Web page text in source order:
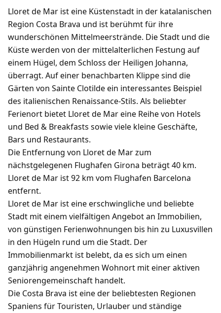
Lloret de Mar ist eine Küstenstadt in der katalanischen
Region Costa Brava und ist berühmt für ihre
wunderschönen Mittelmeerstrände. Die Stadt und die
Küste werden von der mittelalterlichen Festung auf
einem Hügel, dem Schloss der Heiligen Johanna,
überragt. Auf einer benachbarten Klippe sind die
Gärten von Sainte Clotilde ein interessantes Beispiel
des italienischen Renaissance-Stils. Als beliebter
Ferienort bietet Lloret de Mar eine Reihe von Hotels
und Bed & Breakfasts sowie viele kleine Geschäfte,
Bars und Restaurants.
Die Entfernung von Lloret de Mar zum
nächstgelegenen Flughafen Girona beträgt 40 km.
Lloret de Mar ist 92 km vom Flughafen Barcelona
entfernt.
Lloret de Mar ist eine erschwingliche und beliebte
Stadt mit einem vielfältigen Angebot an Immobilien,
von günstigen Ferienwohnungen bis hin zu Luxusvillen
in den Hügeln rund um die Stadt. Der
Immobilienmarkt ist belebt, da es sich um einen
ganzjährig angenehmen Wohnort mit einer aktiven
Seniorengemeinschaft handelt.
Die Costa Brava ist eine der beliebtesten Regionen
Spaniens für Touristen, Urlauber und ständige